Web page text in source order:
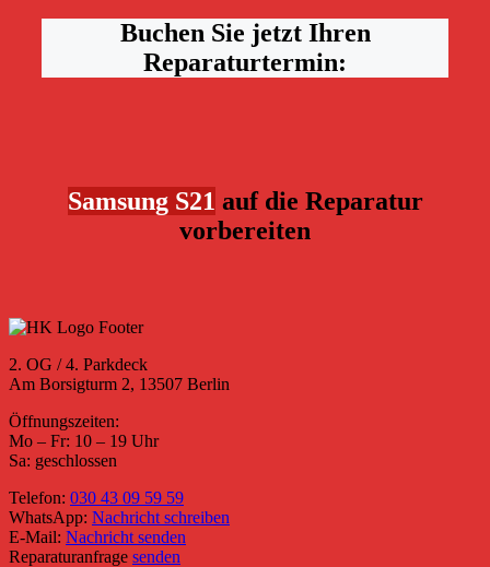
Buchen Sie jetzt Ihren
Reparaturtermin:
Samsung S21 auf die Reparatur
vorbereiten
2. OG / 4. Parkdeck
Am Borsigturm 2, 13507 Berlin
Öffnungszeiten:
Mo – Fr: 10 – 19 Uhr
Sa: geschlossen
Telefon: 030 43 09 59 59
WhatsApp: Nachricht schreiben
E-Mail: Nachricht senden
Reparaturanfrage senden